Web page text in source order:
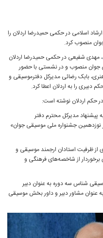
اسلامی در حکمی حمیدرضا اردلان را
منصوب کرد.
، مهدی شفیعی در حکمی حمیدرضا اردلان
جوان منصوب و در نشستی با حضور
بابک رضائی مدیرکل دفترموسیقی و
را به اردلان اعطا کرد.
حکم اردلان نوشته است:
پیشنهاد مدیرکل محترم دفتر
نوزدهمین جشنواره ملی موسیقی جوان»
از ظرفیت استادان ارجمند موسیقی و
برخوردار از شاخصه‌های فرهنگی و
شناس سه دوره به‌ عنوان دبیر
عنوان مشاور دبیر و داور بخش موسیقی